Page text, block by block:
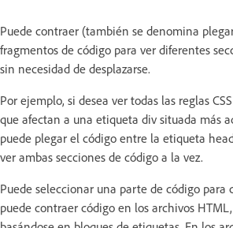
Puede contraer (también se denomina
fragmentos de código para ver diferentes
sin necesidad de desplazarse.
Por ejemplo, si desea ver todas las reglas
que afectan a una etiqueta div situada más
puede plegar el código entre la etiqueta
ver ambas secciones de código a la vez.
Puede seleccionar una parte de código para
puede contraer código en los archivos HTML,